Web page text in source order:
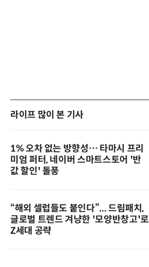
라이프 많이 본 기사
1% 오차 없는 방향성… 타마시 프리
미엄 퍼터, 네이버 스마트스토어 '반
값 할인' 돌풍
“해외 셀럽들도 붙인다”... 드림패치,
글로벌 트렌드 겨냥한 '모양반창고'로
Z세대 공략